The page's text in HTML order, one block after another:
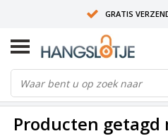
GRATIS
OP WERKDAGEN VOOR 15:00
ALLES UIT
Producten